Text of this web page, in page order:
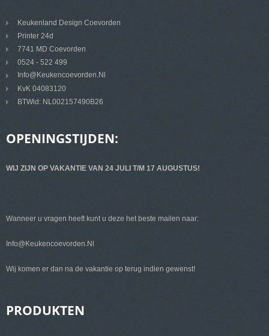
Keukenland Design Coevorden
Printer 24d
7741 MD Coevorden
0524 - 522 499
Info@keukencoevorden.nl
KvK 04083120
BTWid: NL002157490B26
OPENINGSTIJDEN:
WIJ ZIJN OP VAKANTIE VAN 24 JULI T/M 17 AUGUSTUS!
Wanneer u vragen heeft kunt u deze het beste mailen naar:
Info@keukencoevorden.nl
Wij komen er dan na de vakantie op terug indien gewenst!
PRODUKTEN